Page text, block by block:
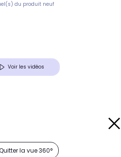
du produit neuf
Voir les vidéos
la vue 360°